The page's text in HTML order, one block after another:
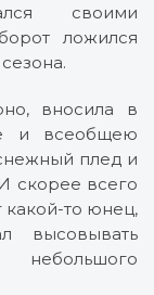
своими
ложился
вносила в
и всеобщею
плед и
скорее всего
какой-то юнец,
высовывать
небольшого